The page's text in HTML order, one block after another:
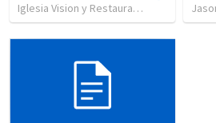
Iglesia Vision y Restauracion Mision Cristiana